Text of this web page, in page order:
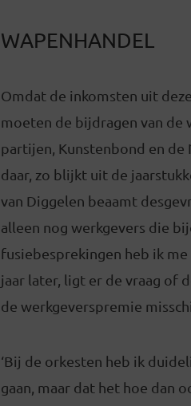
WAPENHANDEL
Omdat de inkomsten uit
moeten de bijdragen van de
partijen, Kunstenbond en de
daar, zo blijkt uit de
van Diggelen beaamt
alleen nog werkgevers die
fusiebesprekingen heb ik
jaar later, ligt er de vraag of
de werkgeverspremie
‘Bij de orkesten heb ik
gaan, maar dat het hoe dan